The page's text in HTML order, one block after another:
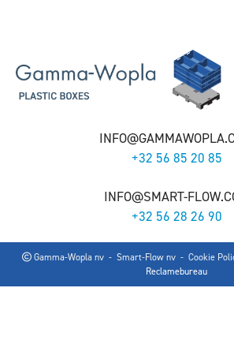
+32 56 85 20 85
INFO@SMART-
+32 56 28 26 90
Gamma-Wopla nv - Smart-Flow nv - Cookie
Reclamebureau